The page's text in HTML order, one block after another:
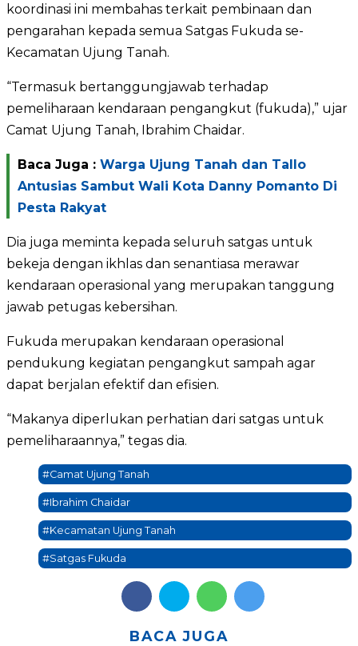
koordinasi ini membahas terkait pembinaan dan
pengarahan kepada semua Satgas Fukuda se-
Kecamatan Ujung Tanah.
“Termasuk bertanggungjawab terhadap
pemeliharaan kendaraan pengangkut (fukuda),” ujar
Camat Ujung Tanah, Ibrahim Chaidar.
Baca Juga : Warga Ujung Tanah dan Tallo
Antusias Sambut Wali Kota Danny Pomanto Di
Pesta Rakyat
Dia juga meminta kepada seluruh satgas untuk
bekeja dengan ikhlas dan senantiasa merawar
kendaraan operasional yang merupakan tanggung
jawab petugas kebersihan.
Fukuda merupakan kendaraan operasional
pendukung kegiatan pengangkut sampah agar
dapat berjalan efektif dan efisien.
“Makanya diperlukan perhatian dari satgas untuk
pemeliharaannya,” tegas dia.
#Camat Ujung Tanah
#Ibrahim Chaidar
#Kecamatan Ujung Tanah
#Satgas Fukuda
BACA JUGA